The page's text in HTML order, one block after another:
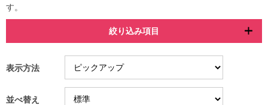
す。
絞り込み項目
表示方法
並べ替え